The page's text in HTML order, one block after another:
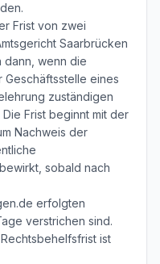
Frist von zwei
Saarbrücken
dann, wenn die
eines
zuständigen
Frist beginnt mit der
Nachweis der
sobald nach
erfolgten
verstrichen sind.
ist